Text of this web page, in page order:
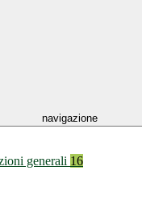
navigazione
generali 16